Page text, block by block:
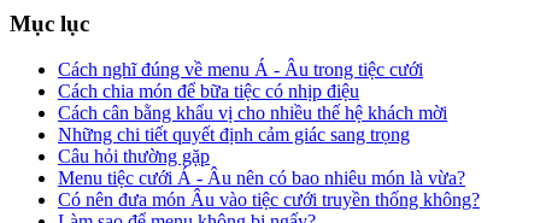
Mục lục
Cách nghĩ đúng về menu Á - Âu trong tiệc cưới
Cách chia món để bữa tiệc có nhịp điệu
Cách cân bằng khẩu vị cho nhiều thế hệ khách mời
Những chi tiết quyết định cảm giác sang trọng
Câu hỏi thường gặp
Menu tiệc cưới Á - Âu nên có bao nhiêu món là vừa?
Có nên đưa món Âu vào tiệc cưới truyền thống không?